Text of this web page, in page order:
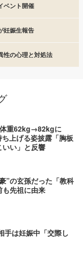
ベント開催
妊娠生報告
性の心理と対処法
重62kg→82kgに
上げる姿披露「胸板
い」と反響
”の玄孫だった「教科
先祖に由来
手は妊娠中「交際し